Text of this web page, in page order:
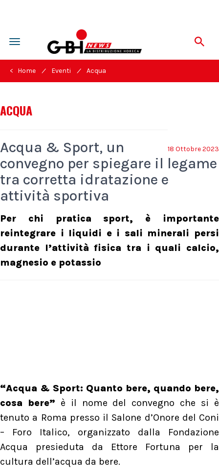
Toggle
navigation
< Home / Eventi / Acqua
ACQUA
18 Ottobre 2023
Acqua & Sport, un
convegno per spiegare il legame
tra corretta idratazione e
attività sportiva
Per chi pratica sport, è importante
reintegrare i liquidi e i sali minerali persi
durante l’attività fisica tra i quali calcio,
magnesio e potassio
“Acqua & Sport: Quanto bere, quando bere,
cosa bere” è il nome del convegno che si è
tenuto a Roma presso il Salone d’Onore del Coni
– Foro Italico, organizzato dalla Fondazione
Acqua presieduta da Ettore Fortuna per la
cultura dell’acqua da bere.